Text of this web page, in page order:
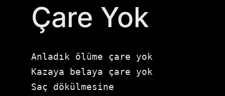
Çare Yok
Anladık ölüme çare yok
Kazaya belaya çare yok
Saç dökülmesine